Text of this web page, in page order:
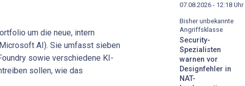
um die neue, intern
AI). Sie umfasst sieben
sowie verschiedene KI-
sollen, wie das
07.08.2026 - 12:18 Uhr
Bisher unbekannte
Angriffsklasse
Security-
Spezialisten
warnen vor
Designfehler in
NAT-